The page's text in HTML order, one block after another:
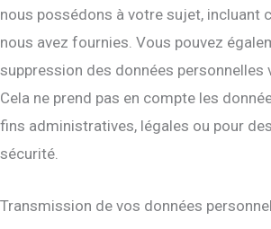
nous possédons à votre sujet, incluant
nous avez fournies. Vous pouvez
suppression des données personnelles
Cela ne prend pas en compte les
fins administratives, légales ou pour
sécurité.
Transmission de vos données